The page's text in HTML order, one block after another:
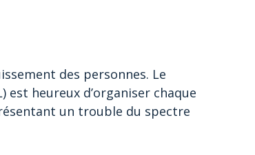
des personnes. Le
est heureux d’organiser chaque
un trouble du spectre